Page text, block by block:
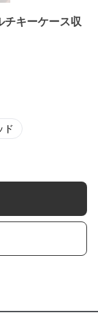
キーケース収
ド